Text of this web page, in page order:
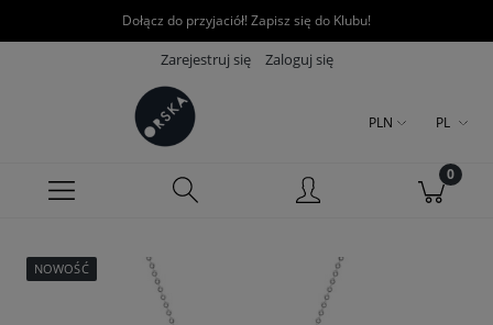
Dołącz do przyjaciół! Zapisz się do Klubu!
Zarejestruj się Zaloguj się
PLN PL
NOWOŚĆ